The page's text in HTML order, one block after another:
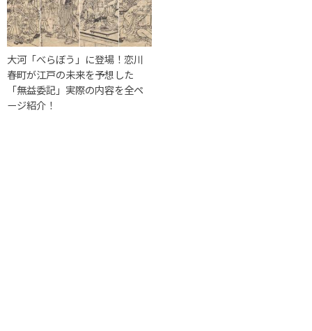
大河「べらぼう」に登場！恋川
春町が江戸の未来を予想した
「無益委記」実際の内容を全ペ
ージ紹介！